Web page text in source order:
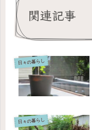
関連記事
日々の暮らし
日々の暮らし